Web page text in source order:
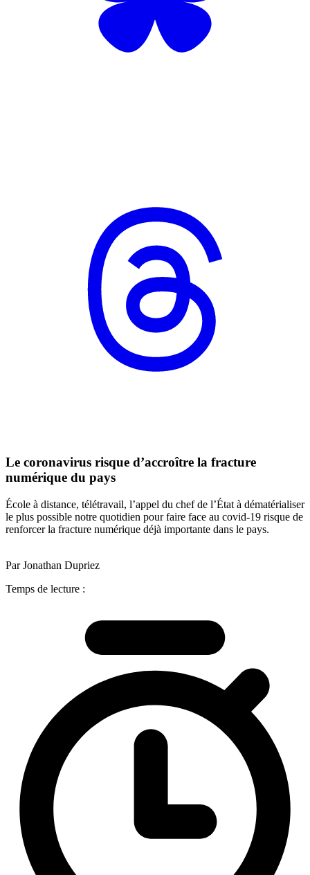
Le coronavirus risque d’accroître la fracture
numérique du pays
École à distance, télétravail, l’appel du chef de l’État à dématérialiser
le plus possible notre quotidien pour faire face au covid-19 risque de
renforcer la fracture numérique déjà importante dans le pays.
Par Jonathan Dupriez
Temps de lecture :